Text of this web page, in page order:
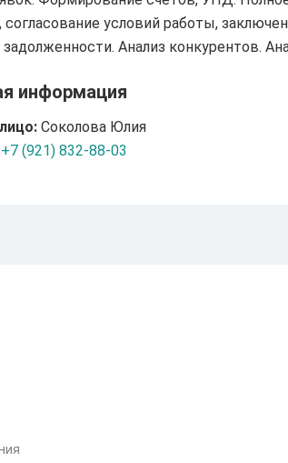
согласование условий работы,
Анализ конкурентов.
информация
Соколова Юлия
+7 (921) 832-88-03